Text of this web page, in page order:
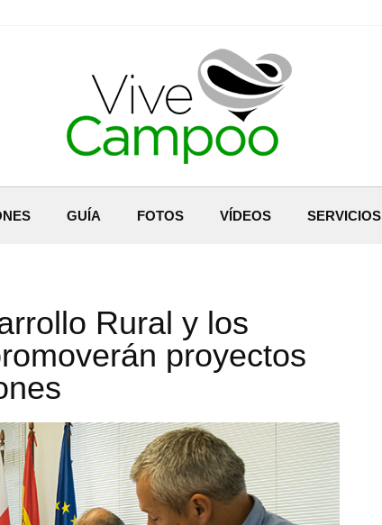
GUÍA FOTOS VÍDEOS SERVICIOS
Rural y los
proyectos